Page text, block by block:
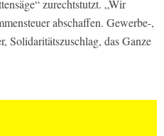
zurechtstutzt. „Wir
abschaffen. Gewerbe-,
Solidaritätszuschlag, das Ganze